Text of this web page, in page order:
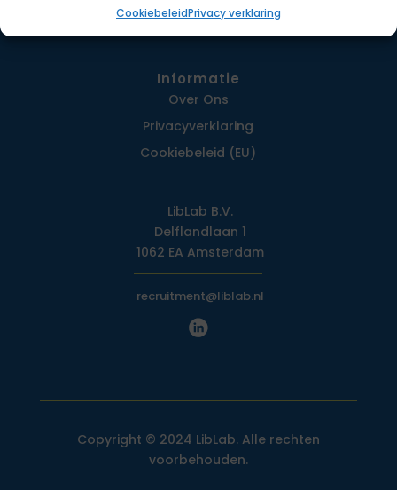
CookiebeleidPrivacy verklaring
Contact
Informatie
Over Ons
Privacy­verklaring
Cookiebeleid (EU)
LibLab B.V.
Delflandlaan 1
1062 EA Amsterdam
recruitment@liblab.nl
Copyright © 2024 LibLab. Alle rechten
voorbehouden.